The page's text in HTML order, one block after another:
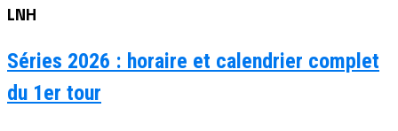
LNH
Séries 2026 : horaire et calendrier complet
du 1er tour